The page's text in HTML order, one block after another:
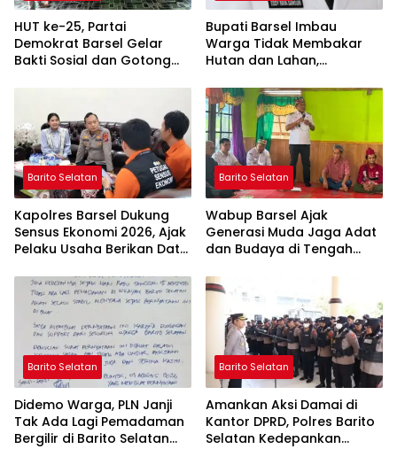
HUT ke-25, Partai
Demokrat Barsel Gelar
Bakti Sosial dan Gotong
Ashfiya
Bupati Barsel Imbau
Warga Tidak Membakar
Hutan dan Lahan,
Bebas Kabut Asap
Barito Selatan
Kapolres Barsel Dukung
Sensus Ekonomi 2026, Ajak
Pelaku Usaha Berikan Data
Barito Selatan
Wabup Barsel Ajak
Generasi Muda Jaga Adat
dan Budaya di Tengah
Barito Selatan
Didemo Warga, PLN Janji
Tak Ada Lagi Pemadaman
Bergilir di Barito Selatan
Barito Selatan
Amankan Aksi Damai di
Kantor DPRD, Polres Barito
Selatan Kedepankan